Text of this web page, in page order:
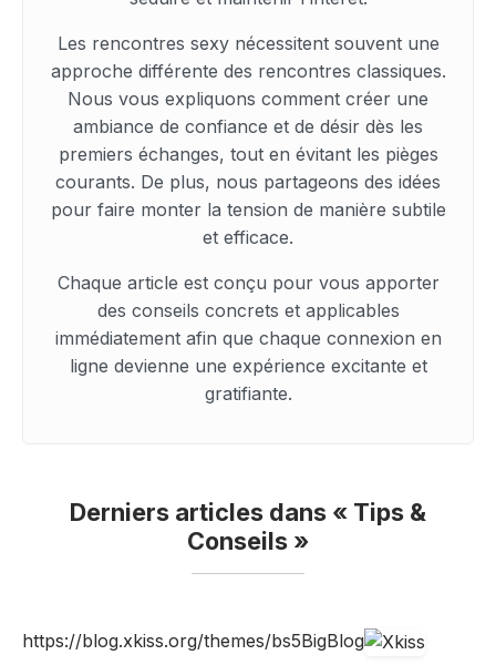
Les rencontres sexy nécessitent souvent une
approche différente des rencontres classiques.
Nous vous expliquons comment créer une
ambiance de confiance et de désir dès les
premiers échanges, tout en évitant les pièges
courants. De plus, nous partageons des idées
pour faire monter la tension de manière subtile
et efficace.
Chaque article est conçu pour vous apporter
des conseils concrets et applicables
immédiatement afin que chaque connexion en
ligne devienne une expérience excitante et
gratifiante.
Derniers articles dans « Tips &
Conseils »
https://blog.xkiss.org/themes/bs5BigBlog